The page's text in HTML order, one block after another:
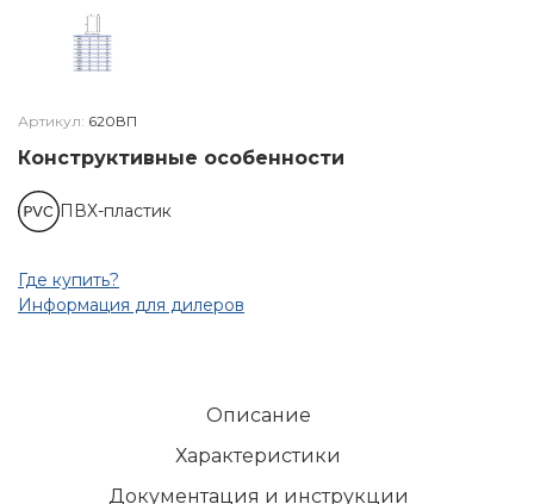
Артикул: 620ВП
Конструктивные особенности
ПВХ-пластик
Где купить?
Информация для дилеров
Описание
Характеристики
Документация и инструкции